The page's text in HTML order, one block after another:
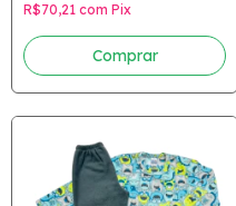
R$70,21 com Pix
Comprar